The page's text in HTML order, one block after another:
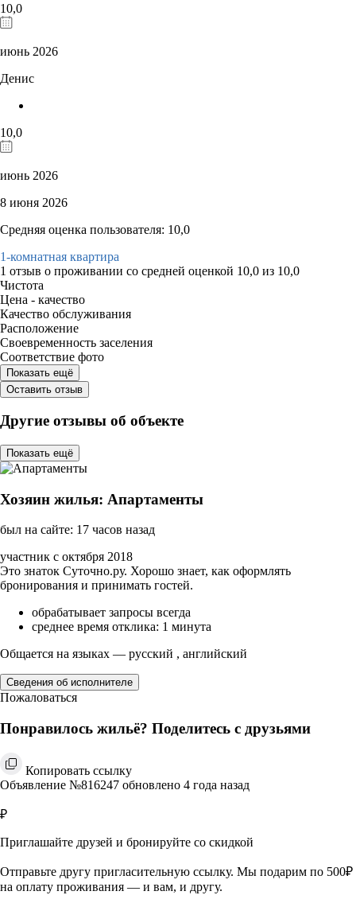
10,0
июнь 2026
Денис
10,0
июнь 2026
8 июня 2026
Средняя оценка пользователя: 10,0
1-комнатная квартира
1 отзыв о проживании со средней оценкой 10,0 из 10,0
Чистота
Цена - качество
Качество обслуживания
Расположение
Своевременность заселения
Соответствие фото
Показать ещё
Оставить отзыв
Другие отзывы об объекте
Показать ещё
Хозяин жилья: Апартаменты
был на сайте: 17 часов назад
участник с октября 2018
Это знаток Суточно.ру. Хорошо знает, как оформлять
бронирования и принимать гостей.
обрабатывает запросы всегда
среднее время отклика: 1 минута
Общается на языках — русский , английский
Сведения об исполнителе
Пожаловаться
Понравилось жильё? Поделитесь с друзьями
Копировать ссылку
Объявление №816247 обновлено 4 года назад
₽
Приглашайте друзей и бронируйте со скидкой
Отправьте другу пригласительную ссылку. Мы подарим по 500₽
на оплату проживания — и вам, и другу.